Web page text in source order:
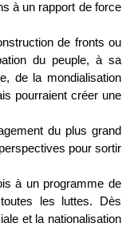
à un rapport de force
de fronts ou
du peuple, à sa
de la mondialisation
pourraient créer une
du plus grand
pour sortir
à un programme de
toutes les luttes. Dès
et la nationalisation